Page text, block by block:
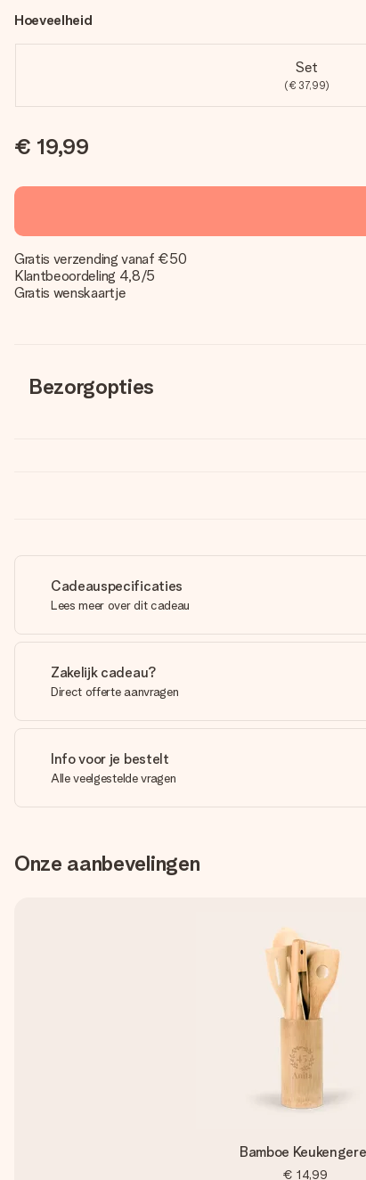
Hoeveelheid
Set
(€ 37,99)
€ 19,99
Gratis verzending vanaf €50
Klantbeoordeling 4,8/5
Gratis wenskaartje
Bezorgopties
Cadeauspecificaties
Lees meer over dit cadeau
Zakelijk cadeau?
Direct offerte aanvragen
Info voor je bestelt
Alle veelgestelde vragen
Onze aanbevelingen
Bamboe
€ 14,99